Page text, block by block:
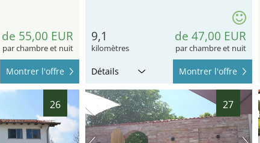
de 55,00 EUR
par chambre et nuit
Montrer l'offre
9,1
kilomètres
de 47,00 EUR
par chambre et nuit
Détails Montrer l'offre
26 27